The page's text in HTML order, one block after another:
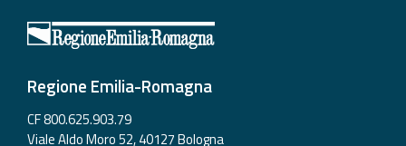
Regione Emilia-Romagna
CF 800.625.903.79
Viale Aldo Moro 52, 40127 Bologna